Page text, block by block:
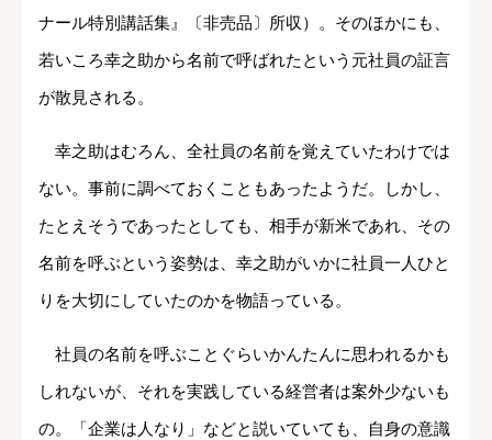
ナール特別講話集』〔非売品〕所収）。そのほかにも、
若いころ幸之助から名前で呼ばれたという元社員の証言
が散見される。
幸之助はむろん、全社員の名前を覚えていたわけでは
ない。事前に調べておくこともあったようだ。しかし、
たとえそうであったとしても、相手が新米であれ、その
名前を呼ぶという姿勢は、幸之助がいかに社員一人ひと
りを大切にしていたのかを物語っている。
社員の名前を呼ぶことぐらいかんたんに思われるかも
しれないが、それを実践している経営者は案外少ないも
の。「企業は人なり」などと説いていても、自身の意識